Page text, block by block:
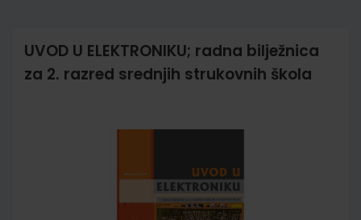
UVOD U ELEKTRONIKU; radna bilježnica
za 2. razred srednjih strukovnih škola